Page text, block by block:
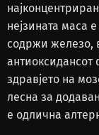
нејзината маса
содржи железо,
антиоксидансот
здравјето на
лесна за
е одлична